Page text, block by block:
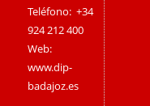
Teléfono: +34
924 212 400
Web:
www.dip-
badajoz.es